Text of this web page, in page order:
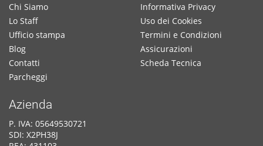
Chi Siamo
Lo Staff
Ufficio stampa
Blog
Contatti
Parcheggi
Informativa Privacy
Uso dei Cookies
Termini e Condizioni
Assicurazioni
Scheda Tecnica
Azienda
P. IVA: 05649530721
SDI: X2PH38J